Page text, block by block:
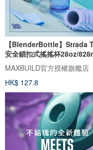
【BlenderBottle】Strada
安全鎖扣式搖搖杯28oz/
MAXBUILD官方授權旗艦店
HK$ 127.8